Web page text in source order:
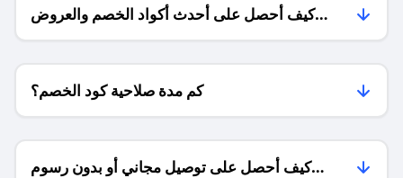
كيف أحصل على أحدث أكواد الخصم والعروض
للمتاجر؟
كم مدة صلاحية كود الخصم؟
كيف أحصل على توصيل مجاني أو بدون رسوم